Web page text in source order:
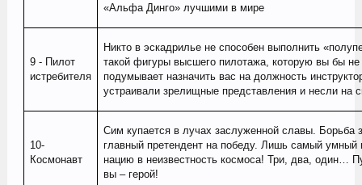
«Альфа Динго» лучшими в мире
9 - Пилот
истребителя
Никто в эскадрилье не способен выполнить
такой фигуры высшего пилотажа, которую вы бы
подумывает назначить вас на должность
устраивали зрелищные представления и несли на
10-
Космонавт
Сим купается в лучах заслуженной славы. Борьба
главный претендент на победу. Лишь самый умный
нацию в неизвестность космоса! Три, два, один…
вы – герой!